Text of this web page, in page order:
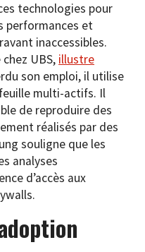
technologies pour
performances et
inaccessibles.
UBS, illustre
son emploi, il utilise
multi-actifs. Il
de reproduire des
réalisés par des
souligne que les
analyses
d’accès aux